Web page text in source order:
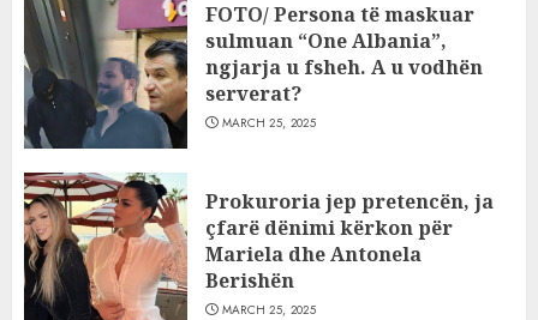
FOTO/ Persona të maskuar
sulmuan “One Albania”,
ngjarja u fsheh. A u vodhën
serverat?
MARCH 25, 2025
Prokuroria jep pretencën, ja
çfarë dënimi kërkon për
Mariela dhe Antonela
Berishën
MARCH 25, 2025